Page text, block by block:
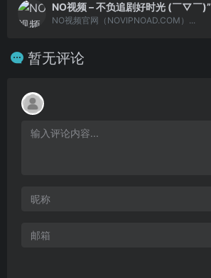
NO视频 – 不负追剧好时光 (￣▽￣)”
NO视频官网（NOVIPNOAD.COM）...
暂无评论